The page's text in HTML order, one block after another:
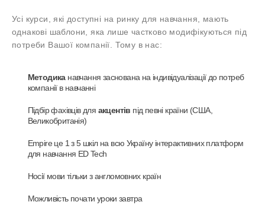
Усі курси, які доступні на ринку для навчання, мають
однакові шаблони, яка лише частково модифікуються під
потреби Вашої компанії. Тому в нас:
Методиканавчання заснована на індивідуалізації до потреб
компанії в навчанні
Підбір фахівців для акцентів під певні країни (США,
Великобританія)
Empire це 1 з 5 шкіл на всю Україну інтерактивних платформ
для навчання ED Tech
Носії мови тільки з англомовних країн
Можливість почати уроки завтра